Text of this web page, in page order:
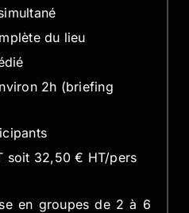
du lieu
2h (briefing
soit 32,50 € HT/pers
en groupes de 2 à 6